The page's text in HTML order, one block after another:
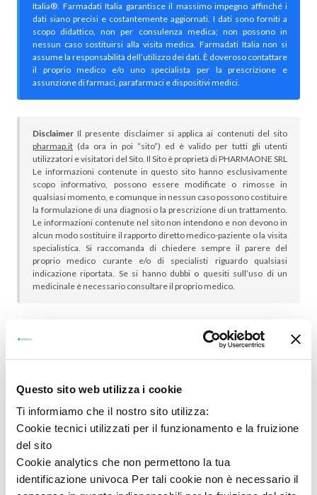
Questo sito web utilizza i cookie
Ti informiamo che il nostro sito utilizza:
Cookie tecnici utilizzati per il funzionamento e la fruizione
del sito
Cookie analytics che non permettono la tua
identificazione univoca Per tali cookie non è necessario il
Italia®. Farmadati Italia garantisce il massimo impegno affinché i
dati siano precisi e costantemente aggiornati. I dati sono forniti a
scopo didattico, non per consulenza medica; non possono in
nessun caso sostituirsi alla visita medica. Farmadati Italia non si
assume la responsabilità dell’utilizzo dei dati. È doveroso contattare
il proprio medico e/o uno specialista per la prescrizione e
assunzione di farmaci, parafarmaci e dispositivi medici.
Disclaimer Il presente disclaimer si applica ai contenuti del sito
pharmap.it (da ora in poi “sito”) ed è valido per tutti gli utenti
utilizzatori e visitatori del Sito. Il Sito è proprietà di PHARMAONE SRL
Le informazioni contenute in questo sito hanno esclusivamente
scopo informativo, possono essere modificate o rimosse in
qualsiasi momento, e comunque in nessun caso possono costituire
la formulazione di una diagnosi o la prescrizione di un trattamento.
Le informazioni contenute nel sito non intendono e non devono in
alcun modo sostituire il rapporto diretto medico-paziente o la visita
specialistica. Si raccomanda di chiedere sempre il parere del
proprio medico curante e/o di specialisti riguardo qualsiasi
indicazione riportata. Se si hanno dubbi o quesiti sull’uso di un
medicinale è necessario consultare il proprio medico.